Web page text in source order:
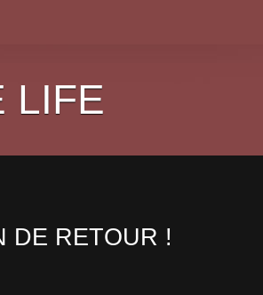
LIFE
DE RETOUR !